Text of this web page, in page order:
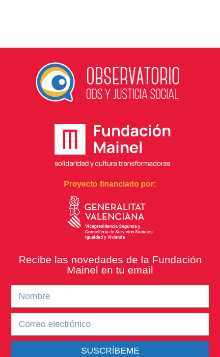
Proyecto financiado por:
Recibe las novedades de la Fundación
Mainel en tu email
SUSCRÍBEME